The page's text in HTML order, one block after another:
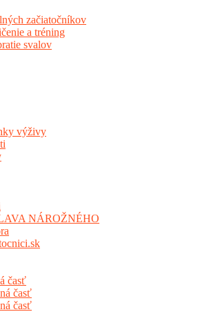
začiatočníkov
a tréning
svalov
výživy
NÁROŽNÉHO
časť
časť
časť